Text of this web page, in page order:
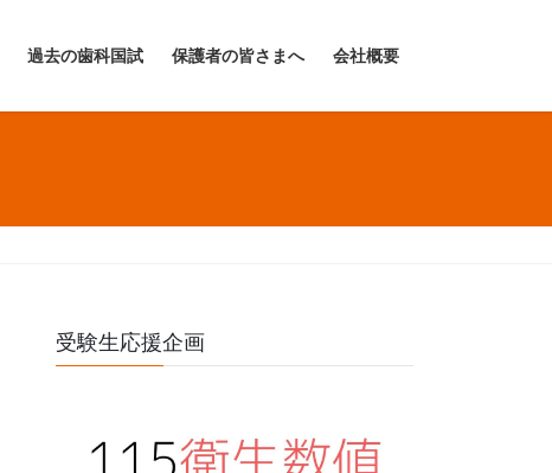
過去の歯科国試 保護者の皆さまへ 会社概要
受験生応援企画